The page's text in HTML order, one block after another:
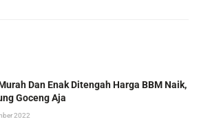
Dan Enak Ditengah Harga BBM Naik,
Goceng Aja
2022